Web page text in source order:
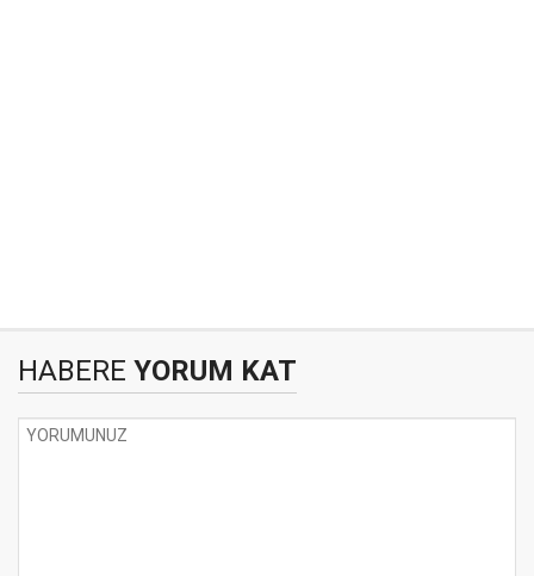
HABERE YORUM KAT